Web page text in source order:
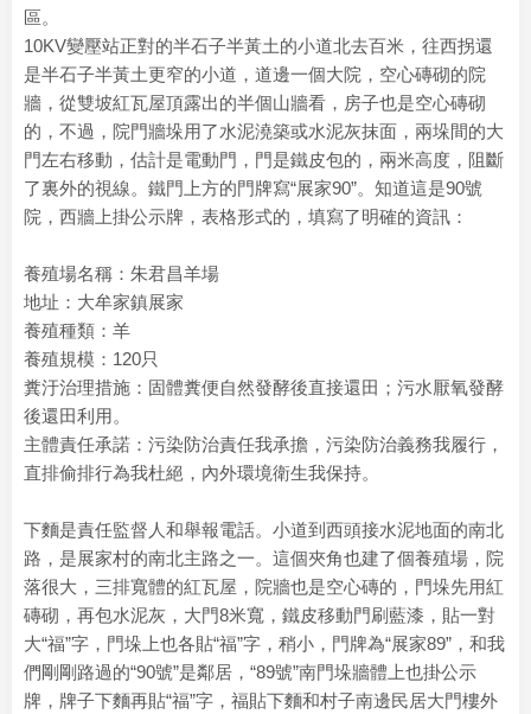
區。
10KV變壓站正對的半石子半黃土的小道北去百米，往西拐還
是半石子半黃土更窄的小道，道邊一個大院，空心磚砌的院
牆，從雙坡紅瓦屋頂露出的半個山牆看，房子也是空心磚砌
的，不過，院門牆垛用了水泥澆築或水泥灰抹面，兩垛間的大
門左右移動，估計是電動門，門是鐵皮包的，兩米高度，阻斷
了裏外的視線。鐵門上方的門牌寫“展家90”。知道這是90號
院，西牆上掛公示牌，表格形式的，填寫了明確的資訊：
養殖場名稱：朱君昌羊場
地址：大牟家鎮展家
養殖種類：羊
養殖規模：120只
糞汙治理措施：固體糞便自然發酵後直接還田；污水厭氧發酵
後還田利用。
主體責任承諾：污染防治責任我承擔，污染防治義務我履行，
直排偷排行為我杜絕，內外環境衛生我保持。
下麵是責任監督人和舉報電話。小道到西頭接水泥地面的南北
路，是展家村的南北主路之一。這個夾角也建了個養殖場，院
落很大，三排寬體的紅瓦屋，院牆也是空心磚的，門垛先用紅
磚砌，再包水泥灰，大門8米寬，鐵皮移動門刷藍漆，貼一對
大“福”字，門垛上也各貼“福”字，稍小，門牌為“展家89”，和我
們剛剛路過的“90號”是鄰居，“89號”南門垛牆體上也掛公示
牌，牌子下麵再貼“福”字，福貼下麵和村子南邊民居大門樓外